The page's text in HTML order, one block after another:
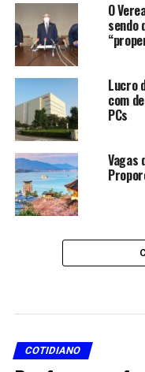
O
sendo
Lucro
com
PCs
Vagas
COTIDIANO